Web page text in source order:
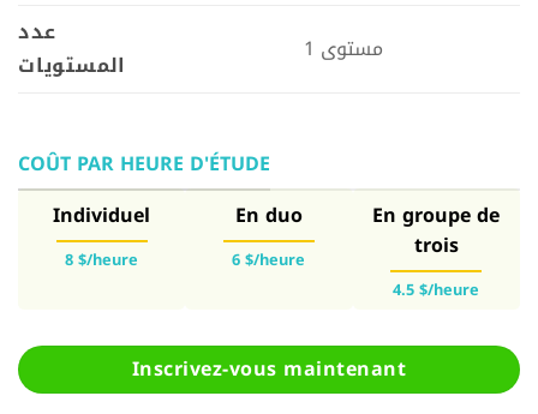
عدد
المستويات
1 مستوى
COÛT PAR HEURE D'ÉTUDE
Individuel
8 $/heure
En duo
6 $/heure
En groupe de
trois
4.5 $/heure
Inscrivez-vous maintenant